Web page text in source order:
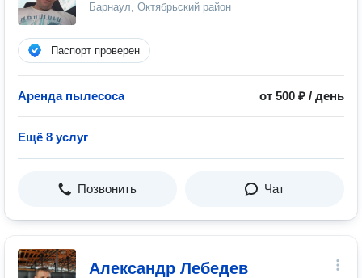
Барнаул, Октябрьский район
Паспорт проверен
Аренда пылесоса от 500 ₽ / день
Ещё 8 услуг
Позвонить Чат
Александр Лебедев